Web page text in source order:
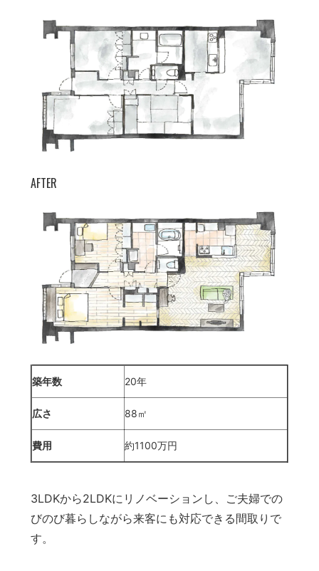
AFTER
築年数 20年
広さ 88㎡
費用 約1100万円
3LDKから2LDKにリノベーションし、ご夫婦での
びのび暮らしながら来客にも対応できる間取りで
す。